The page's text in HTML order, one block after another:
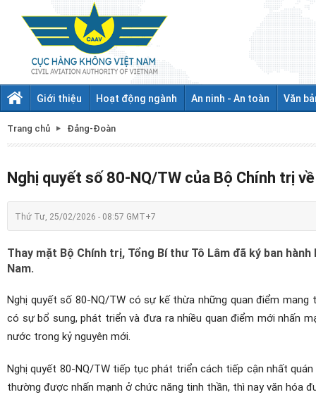
Giới thiệu Hoạt động ngành An ninh - An toàn Văn
Trang chủ Đảng-Đoàn
Nghị quyết số 80-NQ/TW của Bộ Chính trị
Thứ Tư, 25/02/2026 - 08:57 GMT+7
Thay mặt Bộ Chính trị, Tổng Bí thư Tô Lâm đã ký ban
Nam.
Nghị quyết số 80-NQ/TW có sự kế thừa những quan điểm
có sự bổ sung, phát triển và đưa ra nhiều quan điểm mới nhấn
nước trong kỷ nguyên mới.
Nghị quyết 80-NQ/TW tiếp tục phát triển cách tiếp cận nhất
thường được nhấn mạnh ở chức năng tinh thần, thì nay văn hóa